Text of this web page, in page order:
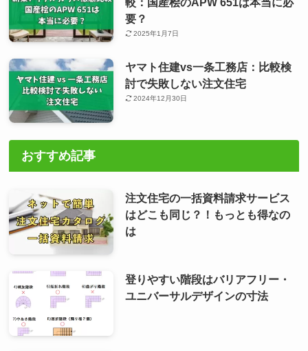
要？
2025年1月7日
ヤマト住建vs一条工務店：比較検
討で失敗しない注文住宅
2024年12月30日
おすすめ記事
注文住宅の一括資料請求サービス
はどこも同じ？！もっとも得なの
は
登りやすい階段はバリアフリー・
ユニバーサルデザインの寸法